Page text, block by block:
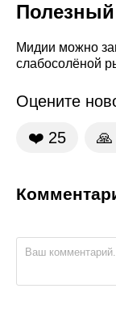
Полезный
Мидии можно
слабосолёной
Оцените
❤️ 25 🙏